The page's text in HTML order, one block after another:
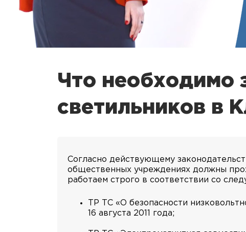
Что необходимо
светильников в
Согласно действующему
общественных учреждениях должны
работаем строго в соответствии со
ТР ТС «О безопасности
16 августа 2011 года;